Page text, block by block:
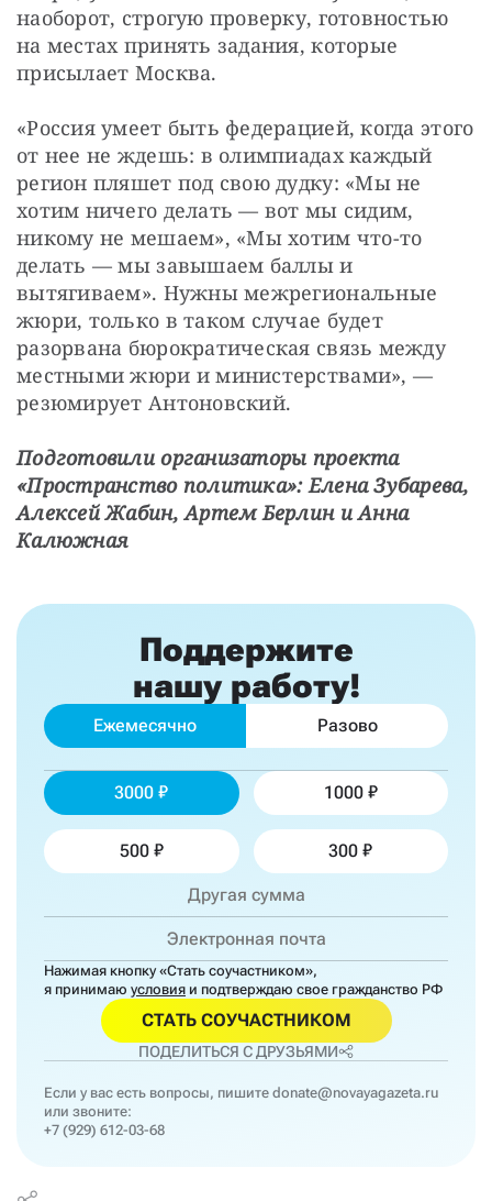
наоборот, строгую проверку, готовностью
на местах принять задания, которые
присылает Москва.
«Россия умеет быть федерацией, когда этого
от нее не ждешь: в олимпиадах каждый
регион пляшет под свою дудку: «Мы не
хотим ничего делать — вот мы сидим,
никому не мешаем», «Мы хотим что-то
делать — мы завышаем баллы и
вытягиваем». Нужны межрегиональные
жюри, только в таком случае будет
разорвана бюрократическая связь между
местными жюри и министерствами», —
резюмирует Антоновский.
Подготовили организаторы проекта
«Пространство политика»: Елена Зубарева,
Алексей Жабин, Артем Берлин и Анна
Калюжная
Поддержите
нашу работу!
Ежемесячно Разово
3000 1000
500 300
Нажимая кнопку «Стать соучастником»,
я принимаю условия и подтверждаю свое гражданство РФ
СТАТЬ СОУЧАСТНИКОМ
ПОДЕЛИТЬСЯ С ДРУЗЬЯМИ
Если у вас есть вопросы, пишите donate@novayagazeta.ru
или звоните:
+7 (929) 612-03-68